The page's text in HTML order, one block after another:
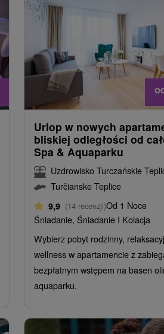
Urlop w nowych
bliskiej odległości od
Spa & Aquaparku
Uzdrowisko Turczańskie
Turčianske Teplice
9,9 (14 recenzji)Od 1 Noce
Śniadanie, Śniadanie I Kolacja
Wybierz pobyt rodzinny,
wellness w apartamencie z
bezpłatnym wstępem na basen
aquaparku.